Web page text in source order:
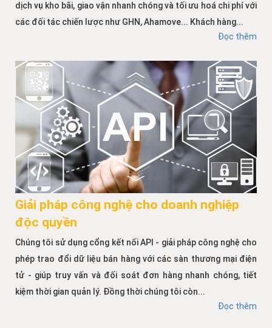
dịch vụ kho bãi, giao vận nhanh chóng và tối ưu hoá chi phí với
các đối tác chiến lược như GHN, Ahamove... Khách hàng...
Đọc thêm
Giải pháp công nghệ cho doanh nghiệp
độc quyền
Chúng tôi sử dụng cổng kết nối API - giải pháp công nghệ cho
phép trao đổi dữ liệu bán hàng với các sàn thương mại điện
tử - giúp truy vấn và đối soát đơn hàng nhanh chóng, tiết
kiệm thời gian quản lý. Đồng thời chúng tôi còn...
Đọc thêm